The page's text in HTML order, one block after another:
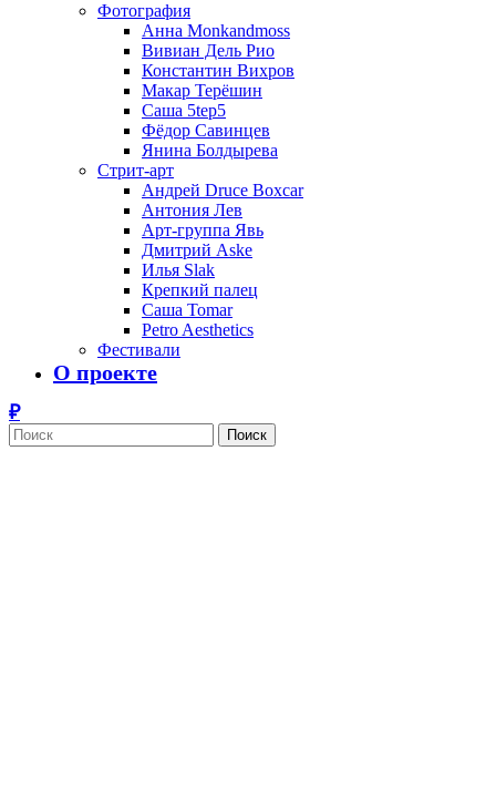
Фотография
Анна Monkandmoss
Вивиан Дель Рио
Константин Вихров
Макар Терёшин
Саша 5tep5
Фёдор Савинцев
Янина Болдырева
Стрит-арт
Андрей Druce Boxcar
Антония Лев
Арт-группа Явь
Дмитрий Aske
Илья Slak
Крепкий палец
Саша Tomar
Petro Aesthetics
Фестивали
О проекте
Поиск